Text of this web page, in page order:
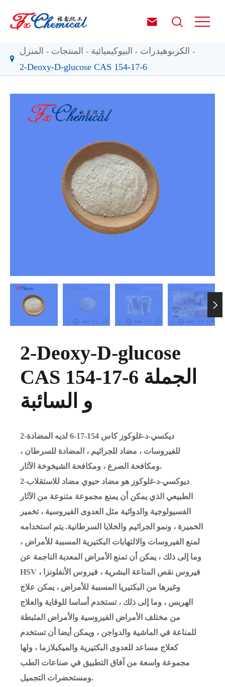
 
المنزل المنتجات البيوكيميائية
الكربوهيدرات
2-Deoxy-D-glucose CAS 154-17-6

2-Deoxy-D-glucose
CAS 154-17-6 الجملة
و السائبة
2-ديكسي-د-غلوكوز كاس 154-17-6 لديه المضادة
للفيروسات ، مضاد للجراثيم ، المضادة للسرطان ،
ومكافحة الصرع ، ومكافحة الشيخوخة الآثار.
2-ديوكسي-د-غلوكوز هو مضاد حيوي مضاد للاستقلاب
الطبيعي الذي يمكن أن يمنع مجموعة متنوعة من الآثار
الفسيولوجية والدوائية مثل العدوى الفيروسية ، تخمير
الخميرة ، ونمو الجراثيم والخلايا السرطانية. يتم استخدامه
لمنع الفيروسات والالتهابات البكتيرية المسببة للأمراض ،
وما إلى ذلك ، يمكن أن تمنع الأمراض المعدية الناجمة عن
HSV ، فيروس نقص المناعة البشرية ، فيروس الأنفلونزا
وغيرها من البكتيريا المسببة للأمراض ، يمكن علاج
الهربس ، وما إلى ذلك ، تستخدم أساسا للوقاية والعلاج
من مختلف الأمراض الفيروسية والأمراض المثبطة
للمناعة في الماشية والدواجن ، ويمكن أيضا أن تستخدم
كعلاج مساعد للعدوى البكتيرية والميكبلازما ، ولها
مجموعة واسعة من آفاق التطبيق في صناعات الطب
ومستحضرات التجميل.